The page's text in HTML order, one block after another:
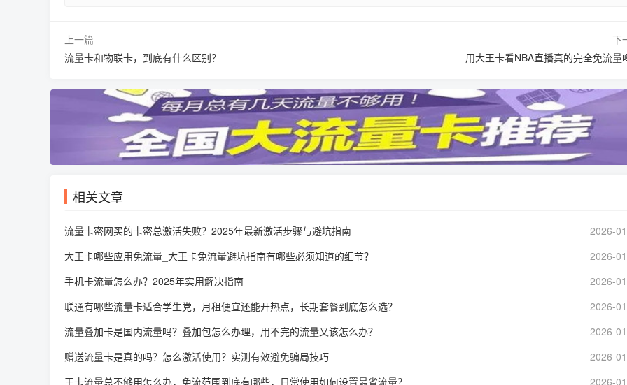
上一篇
流量卡和物联卡，到底有什么区别？
下
用大王卡看NBA直播真的完全免流量
相关文章
流量卡密网买的卡密总激活失败？2025年最新激活步骤与避坑指南
2026-
大王卡哪些应用免流量_大王卡免流量避坑指南有哪些必须知道的细节？
2026-
手机卡流量怎么办？2025年实用解决指南
2026-
联通有哪些流量卡适合学生党，月租便宜还能开热点，长期套餐到底怎么选？
2026-
流量叠加卡是国内流量吗？叠加包怎么办理，用不完的流量又该怎么办？
2026-
赠送流量卡是真的吗？怎么激活使用？实测有效避免骗局技巧
2026-
王卡流量总不够用怎么办，免流范围到底有哪些，日常使用如何设置最省流量？
2026-